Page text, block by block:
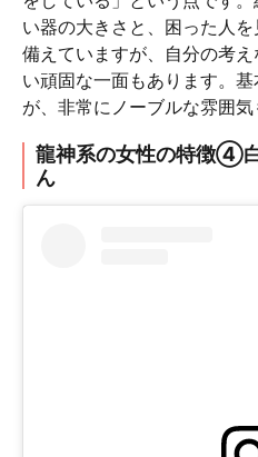
い器の大きさと、困った人
備えていますが、自分の考
い頑固な一面もあります。
が、非常にノーブルな雰囲気
龍神系の女性の特徴④
ん